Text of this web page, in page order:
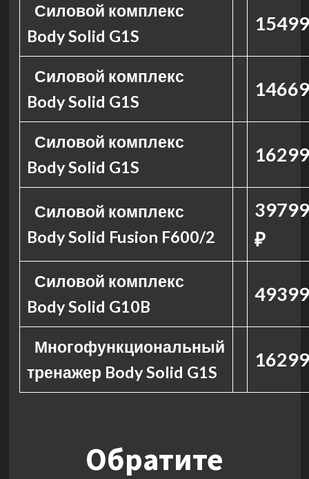
Силовой комплекс
Body Solid G1S
Силовой комплекс
Body Solid G1S
Силовой комплекс
Body Solid G1S
Силовой комплекс
Body Solid Fusion F600/2
₽
Силовой комплекс
Body Solid G10B
Многофункциональный
тренажер Body Solid G1S
Обратите